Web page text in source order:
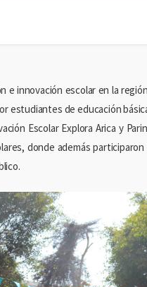
innovación escolar en la
de educación
Escolar Explora Arica y
donde además